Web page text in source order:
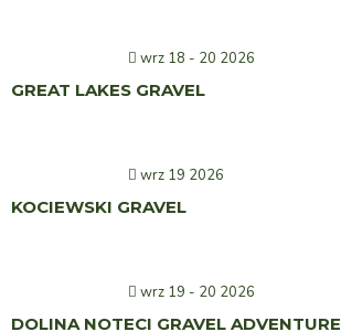
wrz 18 - 20 2026
GREAT LAKES GRAVEL
wrz 19 2026
KOCIEWSKI GRAVEL
wrz 19 - 20 2026
DOLINA NOTECI GRAVEL ADVENTURE